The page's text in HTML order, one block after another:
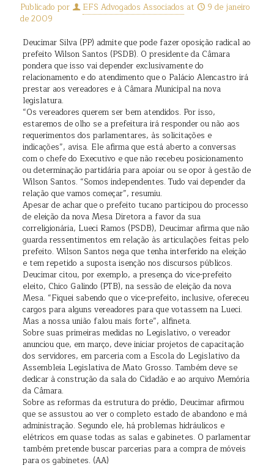
Publicado por EFS Advogados Associados at
9 de janeiro
de 2009
Deucimar Silva (PP) admite que pode fazer oposição radical ao
prefeito Wilson Santos (PSDB). O presidente da Câmara
pondera que isso vai depender exclusivamente do
relacionamento e do atendimento que o Palácio Alencastro irá
prestar aos vereadores e à Câmara Municipal na nova
legislatura.
“Os vereadores querem ser bem atendidos. Por isso,
estaremos de olho se a prefeitura irá responder ou não aos
requerimentos dos parlamentares, às solicitações e
indicações”, avisa. Ele afirma que está aberto a conversas
com o chefe do Executivo e que não recebeu posicionamento
ou determinação partidária para apoiar ou se opor à gestão de
Wilson Santos. “Somos independentes. Tudo vai depender da
relação que vamos começar”, resumiu.
Apesar de achar que o prefeito tucano participou do processo
de eleição da nova Mesa Diretora a favor da sua
correligionária, Lueci Ramos (PSDB), Deucimar afirma que não
guarda ressentimentos em relação às articulações feitas pelo
prefeito. Wilson Santos nega que tenha interferido na eleição
e tem repetido a suposta isenção nos discursos públicos.
Deucimar citou, por exemplo, a presença do vice-prefeito
eleito, Chico Galindo (PTB), na sessão de eleição da nova
Mesa. “Fiquei sabendo que o vice-prefeito, inclusive, ofereceu
cargos para alguns vereadores para que votassem na Lueci.
Mas a nossa união falou mais forte”, alfineta.
Sobre suas primeiras medidas no Legislativo, o vereador
anunciou que, em março, deve iniciar projetos de capacitação
dos servidores, em parceria com a Escola do Legislativo da
Assembleia Legislativa de Mato Grosso. Também deve se
dedicar à construção da sala do Cidadão e ao arquivo Memória
da Câmara.
Sobre as reformas da estrutura do prédio, Deucimar afirmou
que se assustou ao ver o completo estado de abandono e má
administração. Segundo ele, há problemas hidráulicos e
elétricos em quase todas as salas e gabinetes. O parlamentar
também pretende buscar parcerias para a compra de móveis
para os gabinetes. (AA)